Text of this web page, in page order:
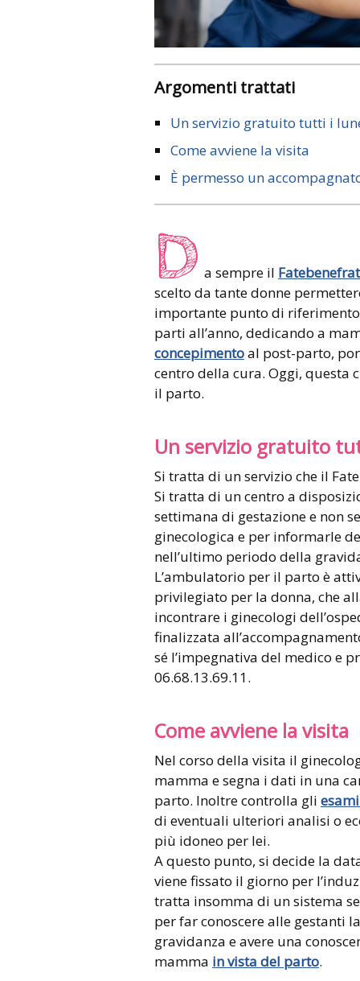
Argomenti trattati
Un servizio gratuito tutti i
Come avviene la visita
È permesso un
D a sempre il
scelto da tante donne
importante punto di riferimento
parti all’anno, dedicando a
concepimentoal post-parto,
centro della cura. Oggi, questa
il parto.
Un servizio gratuito
Si tratta di un servizio che il
Si tratta di un centro a
settimana di gestazione e non
ginecologica e per informarle
nell’ultimo periodo della
L’ambulatorio per il parto è
privilegiato per la donna, che
incontrare i ginecologi
finalizzata
sé l’impegnativa del medico e
06.68.13.69.11.
Come avviene la visita
Nel corso della visita il
mamma e segna i dati in una
parto. Inoltre controlla gli
di eventuali ulteriori analisi o
più idoneo per lei.
A questo punto, si decide la
viene fissato il giorno per
tratta insomma di un sistema
per far conoscere alle gestanti
gravidanza e avere una
mamma in vista del parto.